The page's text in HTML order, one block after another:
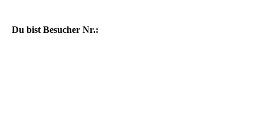
Du bist Besucher Nr.: